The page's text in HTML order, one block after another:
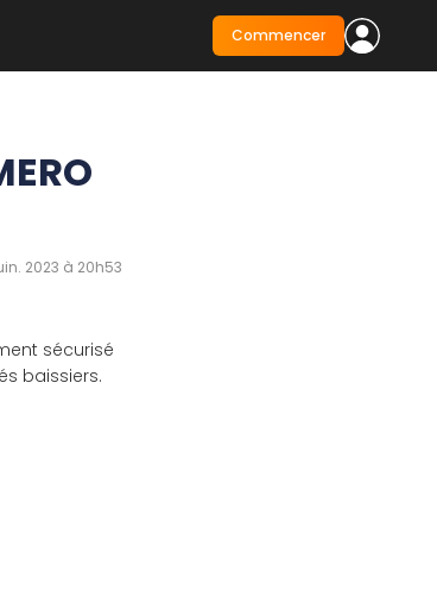
Commencer
2023 à 20h53
sécurisé
baissiers.